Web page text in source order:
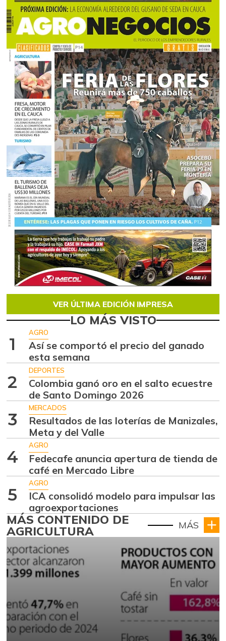
VER ÚLTIMA EDICIÓN IMPRESA
LO MÁS VISTO
1
AGRO
Así se comportó el precio del ganado
esta semana
2
DEPORTES
Colombia ganó oro en el salto ecuestre
de Santo Domingo 2026
3
MERCADOS
Resultados de las loterías de Manizales,
Meta y del Valle
4
AGRO
Fedecafe anuncia apertura de tienda de
café en Mercado Libre
5
AGRO
ICA consolidó modelo para impulsar las
agroexportaciones
MÁS CONTENIDO DE
AGRICULTURA MÁS